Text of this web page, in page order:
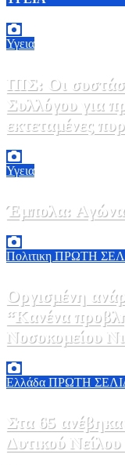
Υγεια
ΠΙΣ: Οι
Συλλόγου για
εκτεταμένες
Υγεια
Έμπολα:
Πολιτικη ΠΡΩΤΗ
Οργισμένη
“Κανένα
Νοσοκομείου
Ελλάδα ΠΡΩΤΗ
Στα 65
Δυτικού